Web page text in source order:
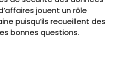
jouent un rôle
puisqu’ils recueillent des
bonnes questions.